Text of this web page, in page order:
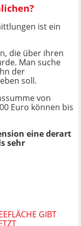
ist ein
die über ihren
Man suche
der
soll.
von
Euro können bis
eine derart
sehr
GIBT N